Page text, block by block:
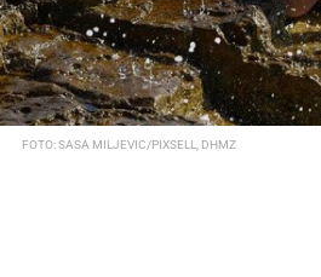
FOTO: SASA MILJEVIC/PIXSELL, DHMZ